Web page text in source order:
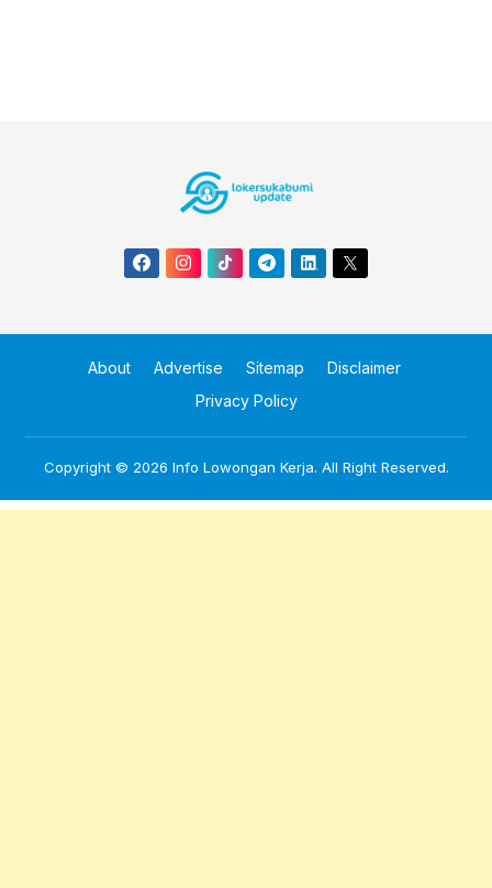
About Advertise Sitemap
Disclaimer
Privacy Policy
Copyright © 2026 Info Lowongan Kerja. All Right Reserved.